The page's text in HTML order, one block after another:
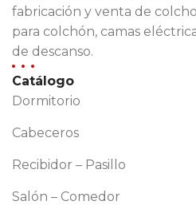
fabricación y venta de
para colchón, camas
de descanso.
Catálogo
Dormitorio
Cabeceros
Recibidor – Pasillo
Salón – Comedor